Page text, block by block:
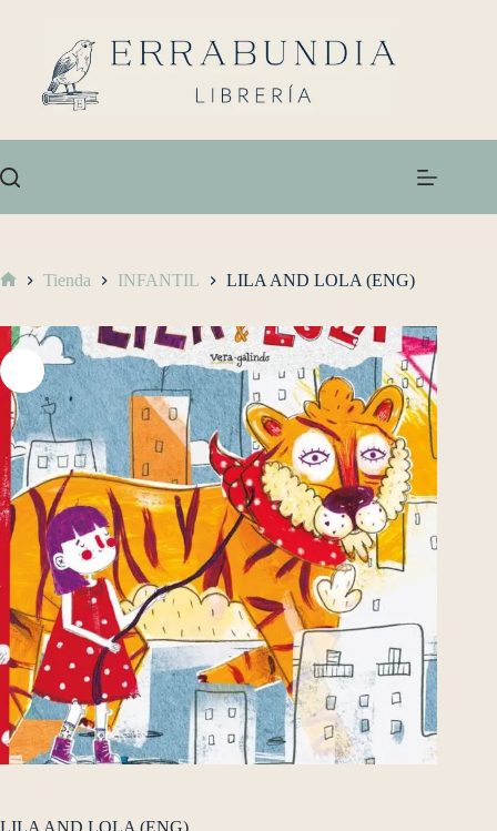
Tienda INFANTIL LILA AND LOLA (ENG)
LILA AND LOLA (ENG)